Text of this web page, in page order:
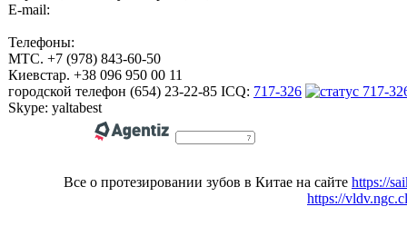
E-mail:
Телефоны:
MTC. +7 (978) 843-60-50
Киевстар. +38 096 950 00 11
городской телефон (654) 23-22-85 ICQ: 717-326
Skype: yaltabest
Все о протезировании зубов в Китае на сайте https://
https://